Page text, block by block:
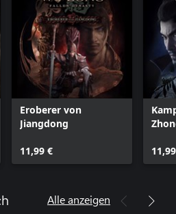
Eroberer von
Jiangdong
11,99 €
Alle anzeigen